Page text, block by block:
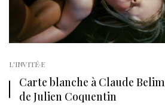
L'INVITÉ·E
Carte blanche à Claude
de Julien Coquentin